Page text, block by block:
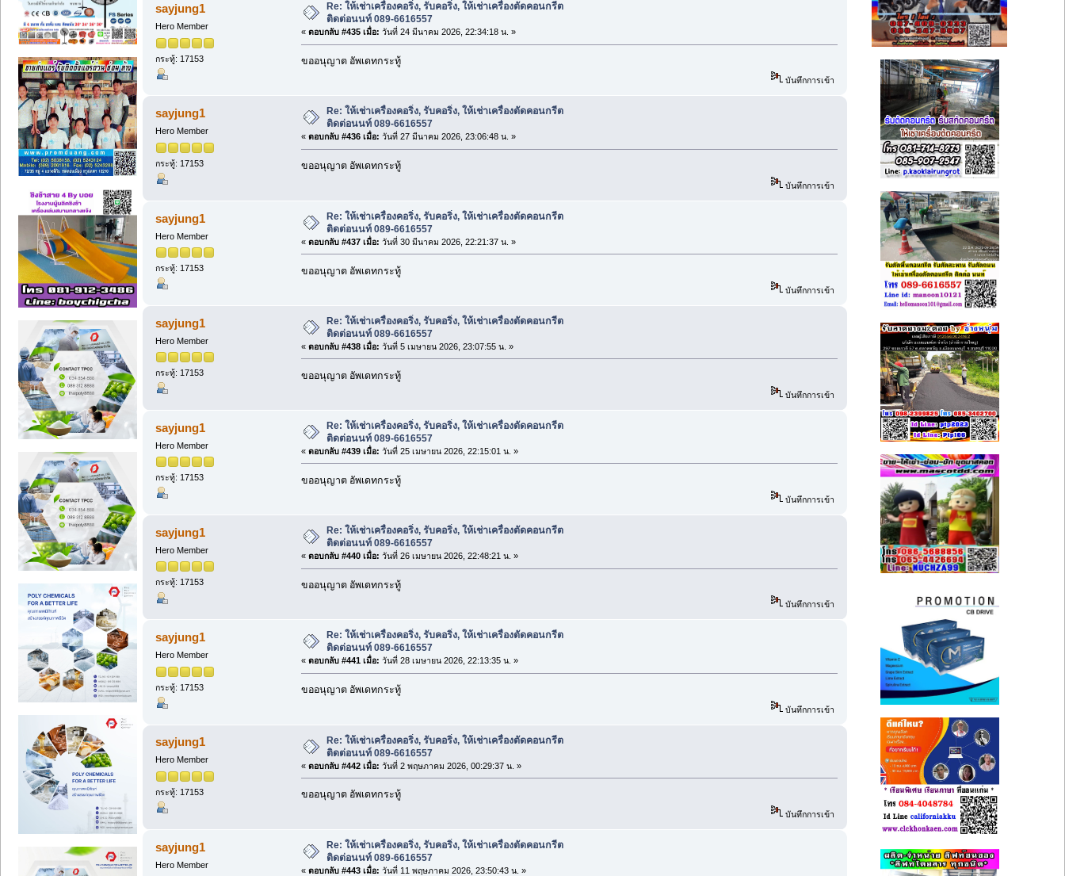
sayjung1
Hero Member
กระทู้: 17153
Re: ให้เช่าเครื่องคอริ่ง, รับคอริ่ง, ให้เช่าเครื่องตัดคอนกรีต
ติดต่อนนท์ 089-6616557
« ตอบกลับ #435 เมื่อ: วันที่ 24 มีนาคม 2026, 22:34:18 น. »
ขออนุญาต อัพเดทกระทู้
บันทึกการเข้า
sayjung1
Hero Member
กระทู้: 17153
Re: ให้เช่าเครื่องคอริ่ง, รับคอริ่ง, ให้เช่าเครื่องตัดคอนกรีต
ติดต่อนนท์ 089-6616557
« ตอบกลับ #436 เมื่อ: วันที่ 27 มีนาคม 2026, 23:06:48 น. »
ขออนุญาต อัพเดทกระทู้
บันทึกการเข้า
sayjung1
Hero Member
กระทู้: 17153
Re: ให้เช่าเครื่องคอริ่ง, รับคอริ่ง, ให้เช่าเครื่องตัดคอนกรีต
ติดต่อนนท์ 089-6616557
« ตอบกลับ #437 เมื่อ: วันที่ 30 มีนาคม 2026, 22:21:37 น. »
ขออนุญาต อัพเดทกระทู้
บันทึกการเข้า
sayjung1
Hero Member
กระทู้: 17153
Re: ให้เช่าเครื่องคอริ่ง, รับคอริ่ง, ให้เช่าเครื่องตัดคอนกรีต
ติดต่อนนท์ 089-6616557
« ตอบกลับ #438 เมื่อ: วันที่ 5 เมษายน 2026, 23:07:55 น. »
ขออนุญาต อัพเดทกระทู้
บันทึกการเข้า
sayjung1
Hero Member
กระทู้: 17153
Re: ให้เช่าเครื่องคอริ่ง, รับคอริ่ง, ให้เช่าเครื่องตัดคอนกรีต
ติดต่อนนท์ 089-6616557
« ตอบกลับ #439 เมื่อ: วันที่ 25 เมษายน 2026, 22:15:01 น. »
ขออนุญาต อัพเดทกระทู้
บันทึกการเข้า
sayjung1
Hero Member
กระทู้: 17153
Re: ให้เช่าเครื่องคอริ่ง, รับคอริ่ง, ให้เช่าเครื่องตัดคอนกรีต
ติดต่อนนท์ 089-6616557
« ตอบกลับ #440 เมื่อ: วันที่ 26 เมษายน 2026, 22:48:21 น. »
ขออนุญาต อัพเดทกระทู้
บันทึกการเข้า
sayjung1
Hero Member
กระทู้: 17153
Re: ให้เช่าเครื่องคอริ่ง, รับคอริ่ง, ให้เช่าเครื่องตัดคอนกรีต
ติดต่อนนท์ 089-6616557
« ตอบกลับ #441 เมื่อ: วันที่ 28 เมษายน 2026, 22:13:35 น. »
ขออนุญาต อัพเดทกระทู้
บันทึกการเข้า
sayjung1
Hero Member
กระทู้: 17153
Re: ให้เช่าเครื่องคอริ่ง, รับคอริ่ง, ให้เช่าเครื่องตัดคอนกรีต
ติดต่อนนท์ 089-6616557
« ตอบกลับ #442 เมื่อ: วันที่ 2 พฤษภาคม 2026, 00:29:37 น. »
ขออนุญาต อัพเดทกระทู้
บันทึกการเข้า
sayjung1
Hero Member
Re: ให้เช่าเครื่องคอริ่ง, รับคอริ่ง, ให้เช่าเครื่องตัดคอนกรีต
ติดต่อนนท์ 089-6616557
« ตอบกลับ #443 เมื่อ: วันที่ 11 พฤษภาคม 2026, 23:50:43 น. »